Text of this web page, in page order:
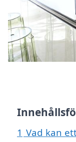
1 Vad kan